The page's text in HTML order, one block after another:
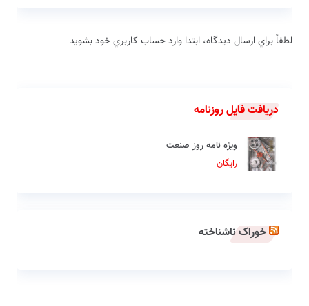
لطفاً براي ارسال دیدگاه، ابتدا وارد حساب كاربري خود بشويد
دریافت فایل روزنامه
ویژه نامه روز صنعت
رایگان
خوراک ناشناخته